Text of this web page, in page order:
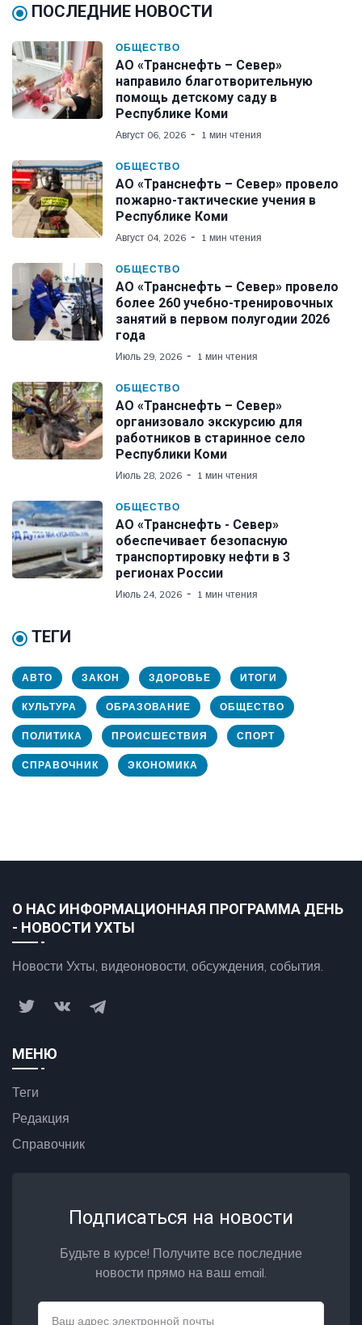
ПОСЛЕДНИЕ НОВОСТИ
ОБЩЕСТВО
АО «Транснефть – Север»
направило благотворительную
помощь детскому саду в
Республике Коми
Август 06, 2026 1 мин чтения
ОБЩЕСТВО
АО «Транснефть – Север» провело
пожарно-тактические учения в
Республике Коми
Август 04, 2026 1 мин чтения
ОБЩЕСТВО
АО «Транснефть – Север» провело
более 260 учебно-тренировочных
занятий в первом полугодии 2026
года
Июль 29, 2026 1 мин чтения
ОБЩЕСТВО
АО «Транснефть – Север»
организовало экскурсию для
работников в старинное село
Республики Коми
Июль 28, 2026 1 мин чтения
ОБЩЕСТВО
АО «Транснефть - Север»
обеспечивает безопасную
транспортировку нефти в 3
регионах России
Июль 24, 2026 1 мин чтения
ТЕГИ
АВТО ЗАКОН ЗДОРОВЬЕ ИТОГИ
КУЛЬТУРА ОБРАЗОВАНИЕ ОБЩЕСТВО
ПОЛИТИКА ПРОИСШЕСТВИЯ СПОРТ
СПРАВОЧНИК ЭКОНОМИКА
О НАС ИНФОРМАЦИОННАЯ ПРОГРАММА ДЕНЬ
- НОВОСТИ УХТЫ
Новости Ухты, видеоновости, обсуждения, события.
МЕНЮ
Теги
Редакция
Справочник
Подписаться на новости
Будьте в курсе! Получите все последние
новости прямо на ваш email.